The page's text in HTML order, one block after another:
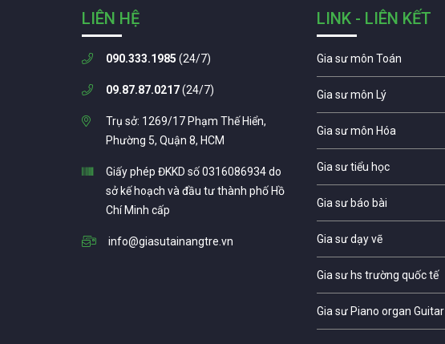
LIÊN HỆ
090.333.1985 (24/7)
09.87.87.0217(24/7)
Trụ sở: 1269/17 Phạm Thế Hiển,
Phường 5, Quận 8, HCM
Giấy phép ĐKKD số 0316086934 do
sở kế hoạch và đầu tư thành phố Hồ
Chí Minh cấp
info@giasutainangtre.vn
LINK - LIÊN KẾT
Gia sư môn Toán
Gia sư môn Lý
Gia sư môn Hóa
Gia sư tiểu học
Gia sư báo bài
Gia sư dạy vẽ
Gia sư hs trường quốc tế
Gia sư Piano organ Guitar